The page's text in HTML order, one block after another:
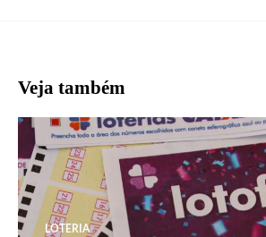
Veja também
LOTERIA